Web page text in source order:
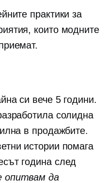
практики за
които модните
си вече 5 години.
солидна
в продажбите.
истории помага
година след
опитвам да